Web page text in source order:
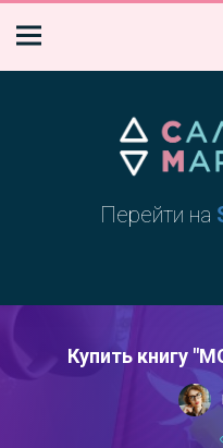
Перейти на
Купить книгу